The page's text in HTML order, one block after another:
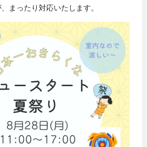
まったり対応いたします。